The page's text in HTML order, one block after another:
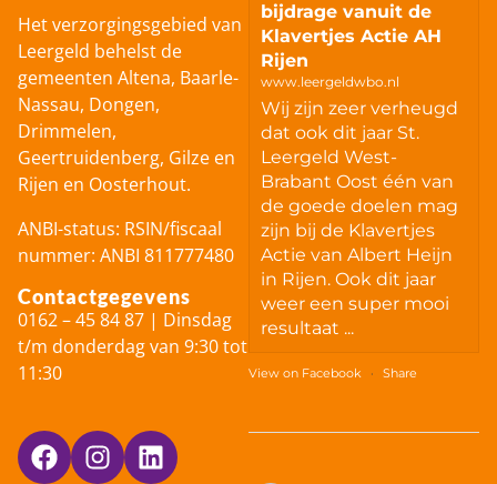
Het verzorgingsgebied van
Leergeld behelst de
gemeenten Altena, Baarle-
Nassau, Dongen,
Drimmelen,
Geertruidenberg, Gilze en
Rijen en Oosterhout.
ANBI-status: RSIN/fiscaal
nummer: ANBI 811777480
Contactgegevens
0162 – 45 84 87 | Dinsdag
t/m donderdag van 9:30 tot
11:30
bijdrage vanuit de
Klavertjes Actie AH
Rijen
www.leergeldwbo.nl
Wij zijn zeer verheugd
dat ook dit jaar St.
Leergeld West-
Brabant Oost één van
de goede doelen mag
zijn bij de Klavertjes
Actie van Albert Heijn
in Rijen. Ook dit jaar
weer een super mooi
resultaat ...
View on Facebook · Share